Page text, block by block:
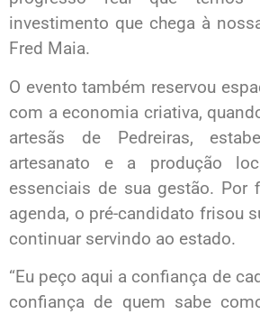
investimento que chega à
Fred Maia.
O evento também reservou
com a economia criativa,
artesãs de Pedreiras,
artesanato e a produção
essenciais de sua gestão. Por
agenda, o pré-candidato frisou
continuar servindo ao estado.
“Eu peço aqui a confiança de
confiança de quem sabe